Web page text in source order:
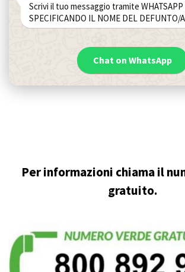
Scrivi il tuo messaggio tramite WHATSAPP
SPECIFICANDO IL NOME DEL DEFUNTO/A
Chat on WhatsApp
Per informazioni chiama il
gratuito.